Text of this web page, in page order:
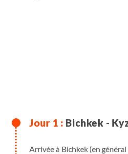
Bichkek -
Arrivée à Bichkek (en